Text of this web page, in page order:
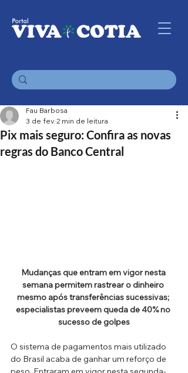
Pix mais seguro: Confira as novas
regras do Banco Central
Fau Barbosa
3 de fev. 2 min de leitura
Mudanças que entram em vigor nesta
semana permitem rastrear o dinheiro
mesmo após transferências sucessivas;
especialistas preveem queda de 40% no
sucesso de golpes
O sistema de pagamentos mais utilizado
do Brasil acaba de ganhar um reforço de